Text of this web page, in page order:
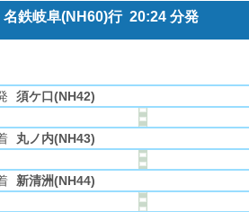
鉄岐阜(NH60)行 20:24 分発
須ケ口(NH42)
丸ノ内(NH43)
新清洲(NH44)